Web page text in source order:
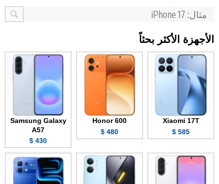
الأجهزة الأكثر بحثاً
Xiaomi 17T
585 $
Honor 600
480 $
Samsung Galaxy
A57
430 $